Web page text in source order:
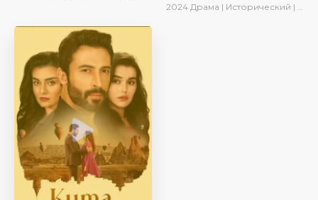
2024 Драма | Исторический | AlisaDirilis | Сериалы 2024